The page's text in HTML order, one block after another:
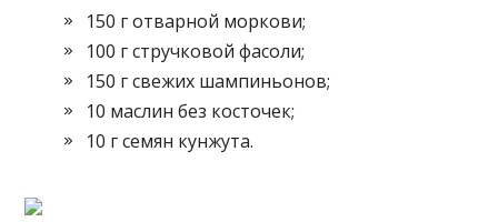
150 г отварной моркови;
100 г стручковой фасоли;
150 г свежих шампиньонов;
10 маслин без косточек;
10 г семян кунжута.